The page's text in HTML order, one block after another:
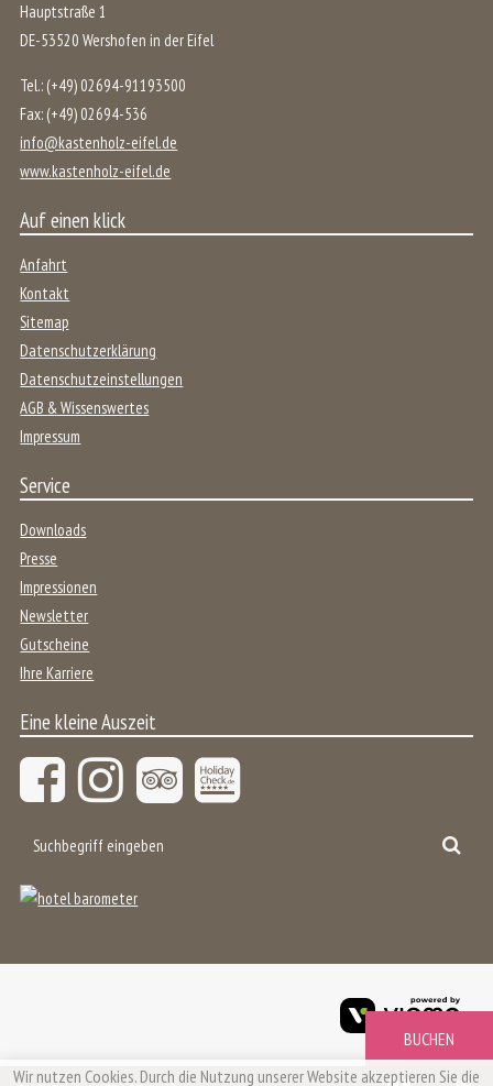
Wir nutzen Cookies. Durch die Nutzung unserer Website akzeptieren Sie die
Hauptstraße 1
DE-53520 Wershofen in der Eifel
Tel.: (+49) 02694-91193500
Fax: (+49) 02694-536
info@kastenholz-eifel.de
www.kastenholz-eifel.de
Auf einen klick
Anfahrt
Kontakt
Sitemap
Datenschutzerklärung
Datenschutzeinstellungen
AGB & Wissenswertes
Impressum
Service
Downloads
Presse
Impressionen
Newsletter
Gutscheine
Ihre Karriere
Eine kleine Auszeit
Suchbegriff
vioma